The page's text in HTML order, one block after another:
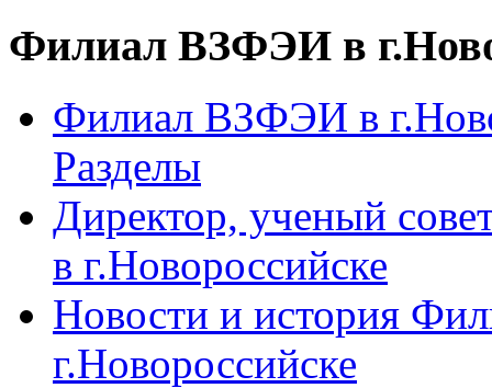
Филиал ВЗФЭИ в
Филиал ВЗФЭИ в
Разделы
Директор, ученый
в г.Новороссийске
Новости и история
г.Новороссийске